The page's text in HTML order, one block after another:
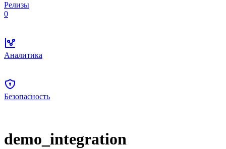
Релизы
0
Аналитика
Безопасность
demo_integration